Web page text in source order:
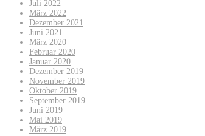
Juli 2022
März 2022
Dezember 2021
Juni 2021
März 2020
Februar 2020
Januar 2020
Dezember 2019
November 2019
Oktober 2019
September 2019
Juni 2019
Mai 2019
März 2019